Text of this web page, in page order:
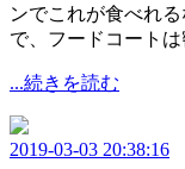
ンでこれが食べれ
で、フードコート
...続きを読む
2019-03-03 20:38:16